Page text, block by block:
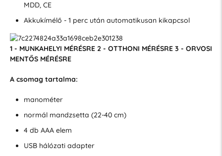
MDD, CE
Akkukímélő - 1 perc után automatikusan kikapcsol
1 - MUNKAHELYI MÉRÉSRE 2 - OTTHONI MÉRÉSRE 3 - ORVOSI
MENTŐS MÉRÉSRE
A csomag tartalma:
manométer
normál mandzsetta (22-40 cm)
4 db AAA elem
USB hálózati adapter